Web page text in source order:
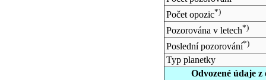
Počet opozic*)
Pozorována v letech*)
Poslední pozorování*)
Typ planetky
Odvozené údaje